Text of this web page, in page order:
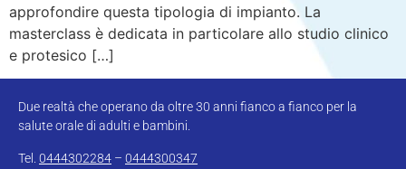
approfondire questa tipologia di impianto. La
masterclass è dedicata in particolare allo studio clinico
e protesico […]
Due realtà che operano da oltre 30 anni fianco a fianco per la
salute orale di adulti e bambini.
Tel. 0444302284 – 0444300347